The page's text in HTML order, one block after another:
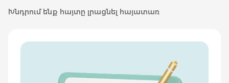
Խնդրում ենք հայտը լրացնել հայատառ